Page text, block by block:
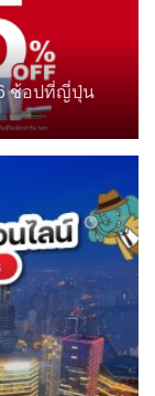
ช้อปที่ญี่ปุ่น